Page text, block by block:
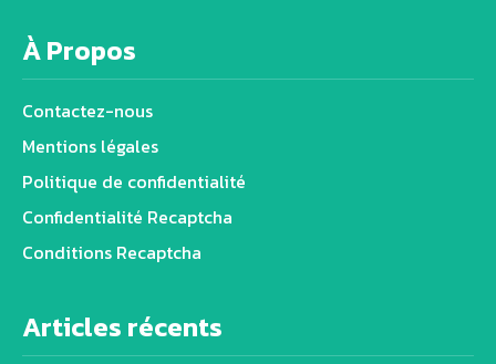
À Propos
Contactez-nous
Mentions légales
Politique de confidentialité
Confidentialité Recaptcha
Conditions Recaptcha
Articles récents